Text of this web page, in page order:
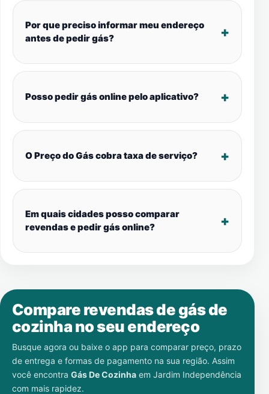
Por que preciso informar meu endereço
antes de pedir gás?
Posso pedir gás online pelo aplicativo?
O Preço do Gás cobra taxa de serviço?
Em quais cidades posso comparar
revendas e pedir gás online?
Compare revendas de gás de
cozinha no seu endereço
Busque agora ou baixe o app para comparar preço, prazo
de entrega e formas de pagamento na sua região. Assim
você encontra Gás De Cozinha em Jardim Independência
com mais rapidez.